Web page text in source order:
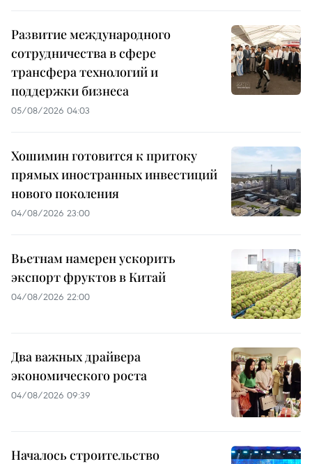
Развитие международного
сотрудничества в сфере
трансфера технологий и
поддержки бизнеса
05/08/2026 04:03
Хошимин готовится к притоку
прямых иностранных инвестиций
нового поколения
04/08/2026 23:00
Вьетнам намерен ускорить
экспорт фруктов в Китай
04/08/2026 22:00
Два важных драйвера
экономического роста
04/08/2026 09:39
Началось строительство